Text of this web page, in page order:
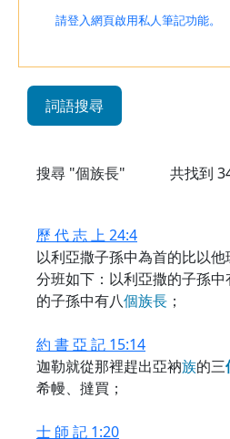
請登入網頁啟用私人筆記功能。
詞語搜尋
搜尋 "個族長" 共找到
歷 代 志 上 24:4
以利亞撒子孫中為首的比以他
分班如下：以利亞撒的子孫中
的子孫中有八個族長 ；
約 書 亞 記 15:14
迦勒就從那裡趕出亞衲族的三
希幔、撻買；
士 師 記 1:20